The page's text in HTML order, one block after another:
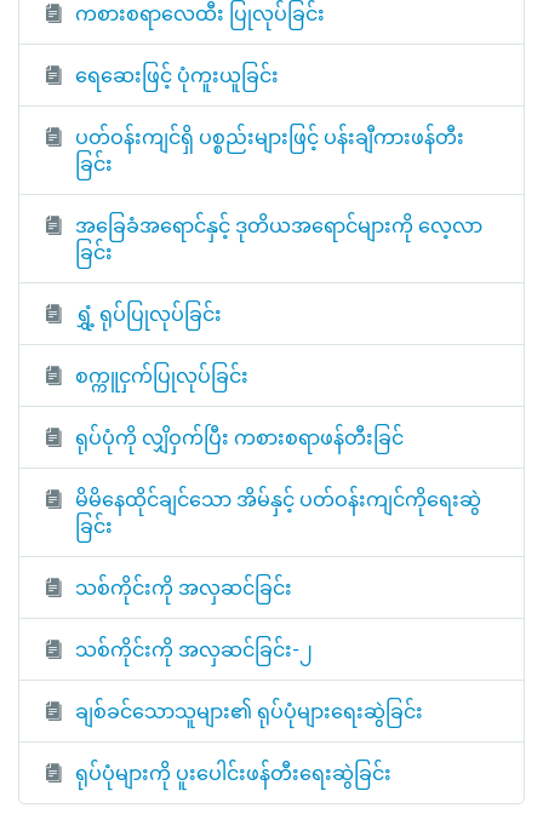
ကစားစရာလေထီး ပြုလုပ်ခြင်း
ရေဆေးဖြင့် ပုံကူးယူခြင်း
ပတ်ဝန်းကျင်ရှိ ပစ္စည်းများဖြင့် ပန်းချီကားဖန်တီး
ခြင်း
အခြေခံအရောင်နှင့် ဒုတိယအရောင်များကို လေ့လာ
ခြင်း
ရွှံ့ ရုပ်ပြုလုပ်ခြင်း
စက္ကူငှက်ပြုလုပ်ခြင်း
ရုပ်ပုံကို လျှိဝှက်ပြီး ကစားစရာဖန်တီးခြင်
မိမိနေထိုင်ချင်သော အိမ်နှင့် ပတ်ဝန်းကျင်ကိုရေးဆွဲ
ခြင်း
သစ်ကိုင်းကို အလှဆင်ခြင်း
သစ်ကိုင်းကို အလှဆင်ခြင်း-၂
ချစ်ခင်သောသူများ၏ ရုပ်ပုံများရေးဆွဲခြင်း
ရုပ်ပုံများကို ပူးပေါင်းဖန်တီးရေးဆွဲခြင်း